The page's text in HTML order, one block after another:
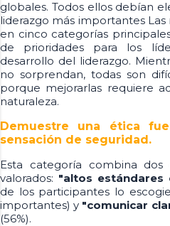
globales. Todos ellos debían
liderazgo más importantes
en cinco categorías
de prioridades para los
desarrollo del liderazgo.
no sorprendan, todas son
porque mejorarlas requiere
naturaleza.
Demuestre una ética
sensación de seguridad.
Esta categoría combina
valorados: "altos estándares
de los participantes lo
importantes) y "comunicar
(56%).